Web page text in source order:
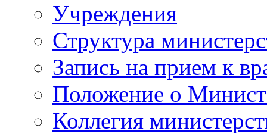
Учреждения
Структура
Запись на прием к
Положение о
Коллегия